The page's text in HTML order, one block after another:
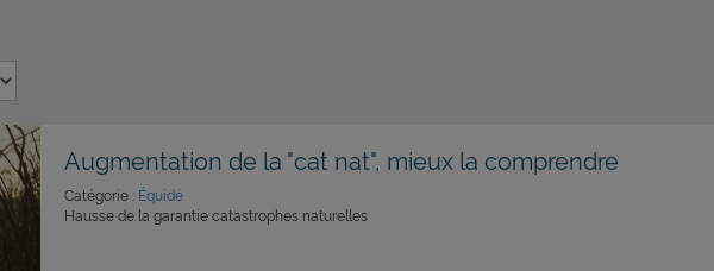
Augmentation de la "cat nat", mieux la comprendre
Catégorie : Équidé
Hausse de la garantie catastrophes naturelles